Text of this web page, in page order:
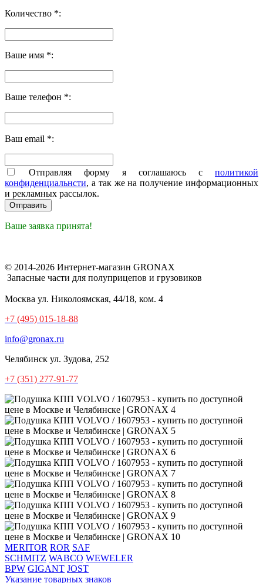
Количество *:
Ваше имя *:
Ваше телефон *:
Ваш email *:
Отправляя форму я соглашаюсь с политикой
конфиденциальнсти, а так же на получение информационных
и рекламных рассылок.
Ваше заявка принята!
© 2014-2026 Интернет-магазин GRONAX
Запасные части для полуприцепов и грузовиков
Москва ул. Николоямская, 44/18, ком. 4
+7 (495) 015-18-88
info@gronax.ru
Челябинск ул. Зудова, 252
+7 (351) 277-91-77
MERITOR ROR SAF
SCHMITZ WABCO WEWELER
BPW GIGANT JOST
Указание товарных знаков